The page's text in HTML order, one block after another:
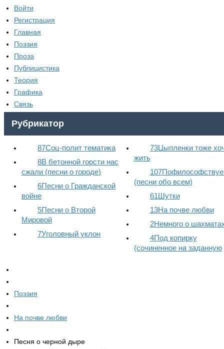
Войти
Регистрация
Главная
Поэзия
Проза
Публицистика
Теория
Графика
Связь
Рубрикатор
87Соц-полит тематика
8В бетонной горсти нас
сжали (песни о городе)
6Песни о Гражданской
войне
5Песни о Второй
Мировой
7Уголовный уклон
73Цыпленки тоже
жить
107
(песни обо всем)
61Шутки
13На почве любви
2Немного о
4Под копирку
(сочиненное на заданную
Поэзия
На почве любви
Песня о черной дыре